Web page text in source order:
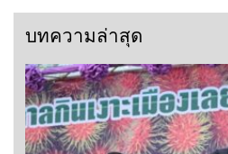
บทความล่าสุด